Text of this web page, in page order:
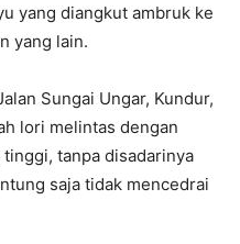
yang diangkut ambruk ke
yang lain.
Sungai Ungar, Kundur,
lori melintas dengan
tanpa disadarinya
saja tidak mencedrai